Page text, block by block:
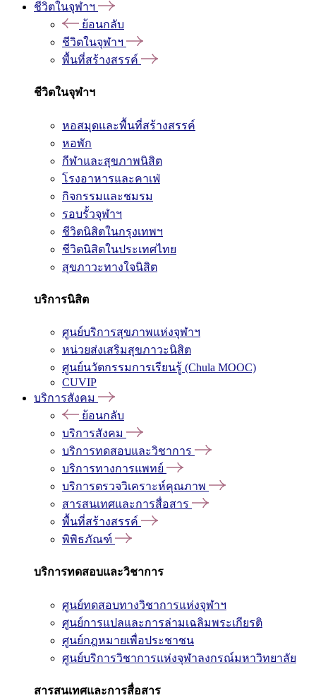
ชีวิตในจุฬาฯ
ย้อนกลับ
ชีวิตในจุฬาฯ
พื้นที่สร้างสรรค์
ชีวิตในจุฬาฯ
หอสมุดและพื้นที่สร้างสรรค์
หอพัก
กีฬาและสุขภาพนิสิต
โรงอาหารและคาเฟ่
กิจกรรมและชมรม
รอบรั้วจุฬาฯ
ชีวิตนิสิตในกรุงเทพฯ
ชีวิตนิสิตในประเทศไทย
สุขภาวะทางใจนิสิต
บริการนิสิต
ศูนย์บริการสุขภาพแห่งจุฬาฯ
หน่วยส่งเสริมสุขภาวะนิสิต
ศูนย์นวัตกรรมการเรียนรู้ (Chula MOOC)
CUVIP
บริการสังคม
ย้อนกลับ
บริการสังคม
บริการทดสอบและวิชาการ
บริการทางการแพทย์
บริการตรวจวิเคราะห์คุณภาพ
สารสนเทศและการสื่อสาร
พื้นที่สร้างสรรค์
พิพิธภัณฑ์
บริการทดสอบและวิชาการ
ศูนย์ทดสอบทางวิชาการแห่งจุฬาฯ
ศูนย์การแปลและการล่ามเฉลิมพระเกียรติ
ศูนย์กฎหมายเพื่อประชาชน
ศูนย์บริการวิชาการแห่งจุฬาลงกรณ์มหาวิทยาลัย
สารสนเทศและการสื่อสาร